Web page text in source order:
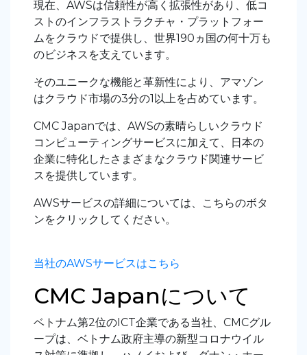
現在、AWSは信頼性が高く拡張性があり、低コ
ストのインフラストラクチャ・プラットフォー
ムをクラウドで提供し、世界190ヵ国の何十万も
のビジネスを支えています。
そのユニークな機能と革新性により、アマゾン
はクラウド市場の3分の1以上を占めています。
CMC Japanでは、AWSの素晴らしいクラウド
コンピューティングサービスに加えて、日本の
企業に特化したさまざまなクラウド関連サービ
スを提供しています。
AWSサービスの詳細については、こちらのボタ
ンをクリックしてください。
当社のAWSサービスはこちら
CMC Japanについて
ベトナム第2位のICT企業である当社、CMCグル
ープは、ベトナム政府主導の新型コロナウイル